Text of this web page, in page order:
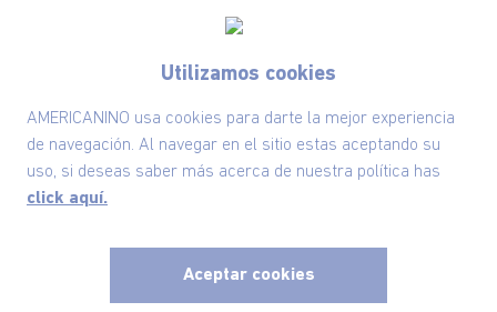
Utilizamos cookies
AMERICANINO usa cookies para darte la mejor experiencia
de navegación. Al navegar en el sitio estas aceptando su
uso, si deseas saber más acerca de nuestra política has
click aquí.
Aceptar cookies
Localizador de tiendas